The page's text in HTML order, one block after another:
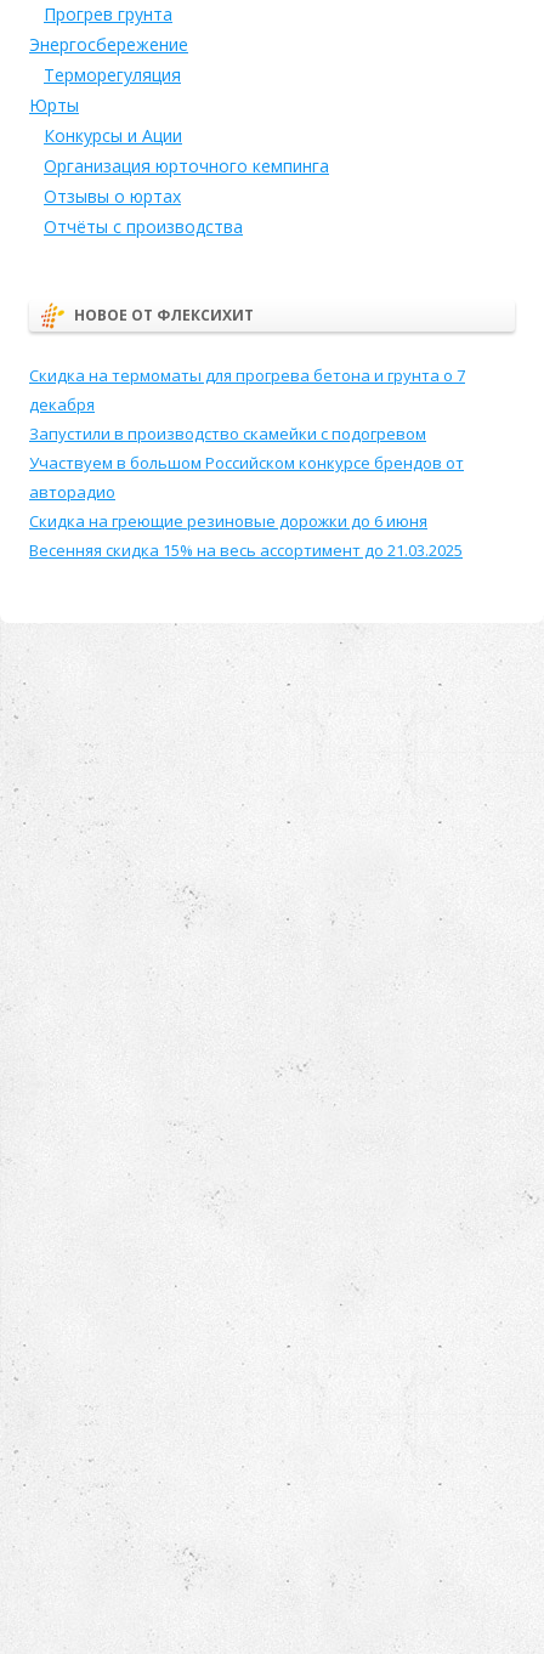
Прогрев грунта
Энергосбережение
Терморегуляция
Юрты
Конкурсы и Ации
Организация юрточного кемпинга
Отзывы о юртах
Отчёты с производства
НОВОЕ ОТ ФЛЕКСИХИТ
Скидка на термоматы для прогрева бетона и грунта о 7
декабря
Запустили в производство скамейки с подогревом
Участвуем в большом Российском конкурсе брендов от
авторадио
Скидка на греющие резиновые дорожки до 6 июня
Весенняя скидка 15% на весь ассортимент до 21.03.2025